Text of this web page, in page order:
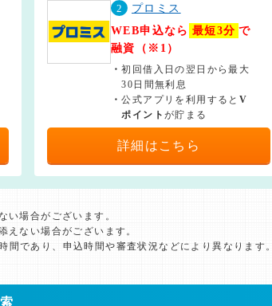
2
プロミス
WEB申込なら 最短3分 で
融資（※1）
・初回借入日の翌日から最大
30日間無利息
・公式アプリを利用すると V
ポイントが貯まる
詳細はこちら
場合がございます。
ない場合がございます。
であり、申込時間や審査状況などにより異なります。